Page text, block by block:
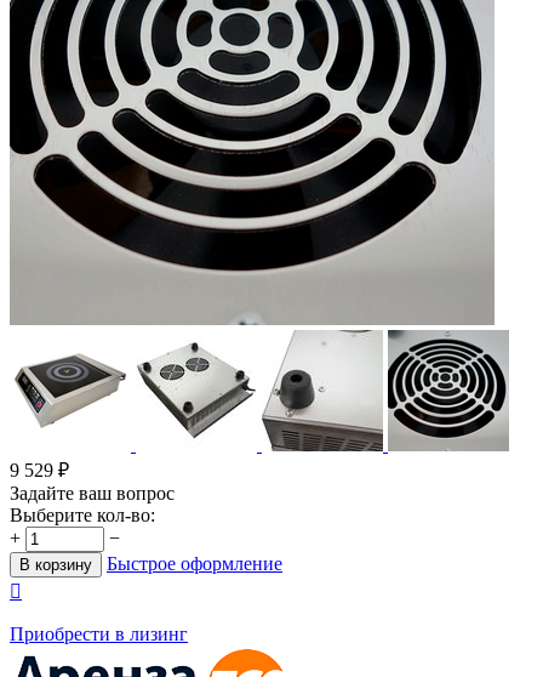
9 529 ₽
Задайте ваш вопрос
Выберите кол-во:
+
−
В корзину
Быстрое оформление

Приобрести в лизинг